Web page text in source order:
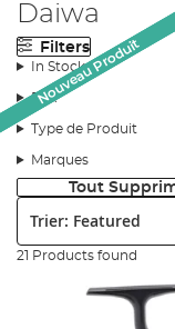
Daiwa
Filters
In Stock
Prix
Type de Produit
Marques
Tout
21 Products found
Nouveau Produit
Nouveau Produit
Nouveau Produit